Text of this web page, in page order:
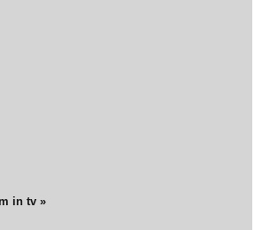
in tv »